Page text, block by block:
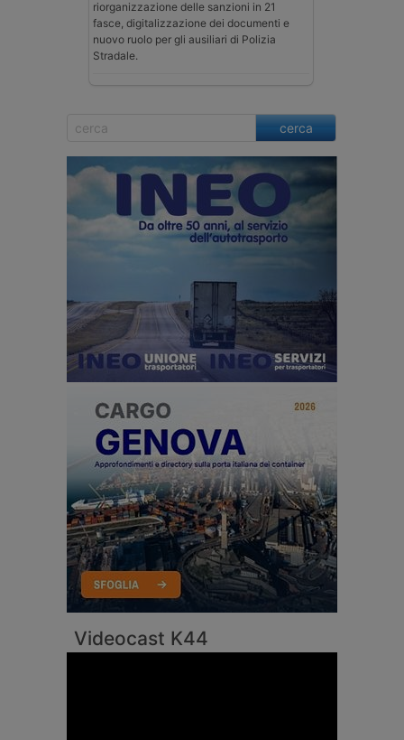
riorganizzazione delle sanzioni in 21
fasce, digitalizzazione dei documenti e
nuovo ruolo per gli ausiliari di Polizia
Stradale.
cerca
Videocast K44